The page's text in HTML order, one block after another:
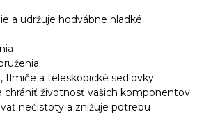
a udržuje hodvábne hladké
tlmiče a teleskopické sedlovky
chrániť životnosť vašich komponentov
nečistoty a znižuje potrebu